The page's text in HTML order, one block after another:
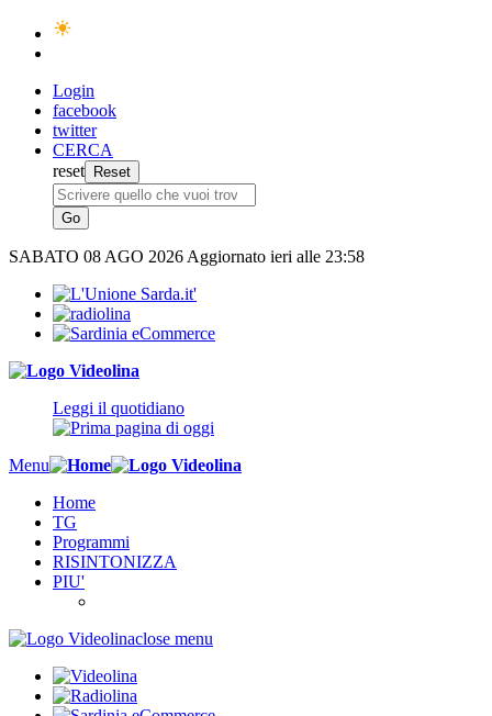
Login
facebook
twitter
CERCA
reset
SABATO 08 AGO 2026 Aggiornato ieri alle 23:58
Leggi il quotidiano
Menu
Home
TG
Programmi
RISINTONIZZA
PIU'
close menu